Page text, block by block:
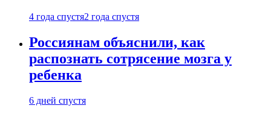
4 года спустя2 года спустя
Россиянам объяснили, как
распознать сотрясение мозга у
ребенка
6 дней спустя